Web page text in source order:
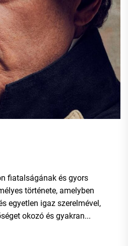
fiatalságának és gyors
története, amelyben
egyetlen igaz szerelmével,
okozó és gyakran...